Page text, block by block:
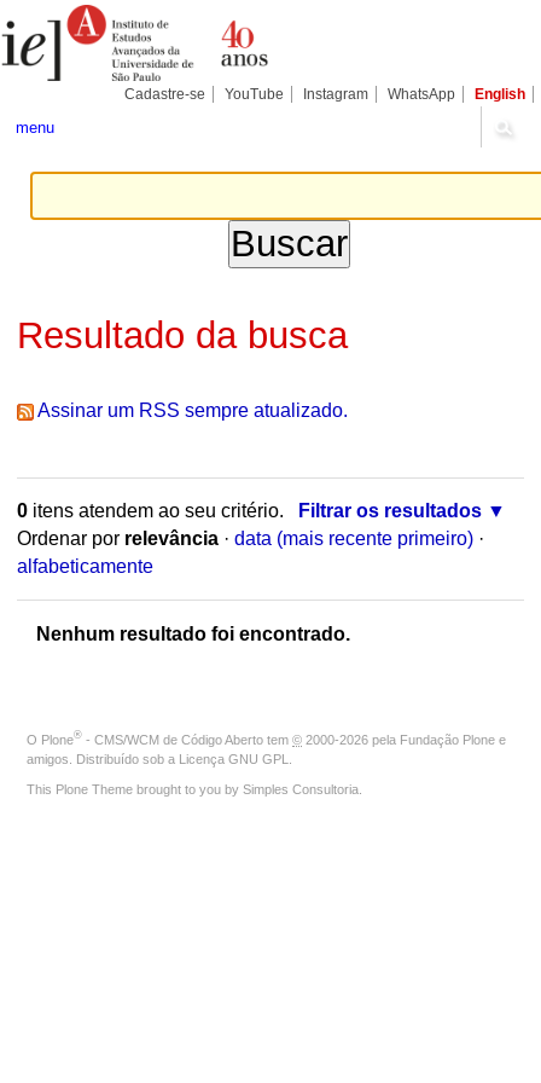
para
conteúdo.
Pessoais
Cadastre-se YouTube Instagram WhatsApp English
menu
Resultado da busca
Assinar um RSS sempre atualizado.
0itens atendem ao seu critério.
Filtrar os resultados
Ordenar por relevância · data (mais recente primeiro) ·
alfabeticamente
Nenhum resultado foi encontrado.
O Plone® - CMS/WCM de Código Aberto tem © 2000-2026 pela Fundação Plone e
amigos. Distribuído sob a Licença GNU GPL
This Plone Theme brought to you by Simples Consultoria